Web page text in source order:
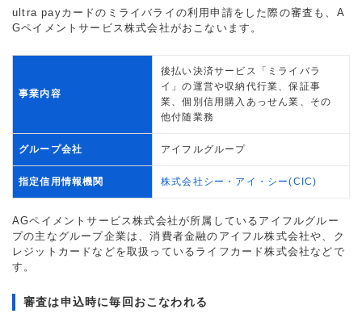
ultra payカードのミライバライの利用申請をした際の審査も、A
Gペイメントサービス株式会社がおこないます。
事業内容
後払い決済サービス「ミライバラ
イ」の運営や収納代行業、保証事
業、個別信用購入あっせん業、その
他付随業務
グループ会社 アイフルグループ
指定信用情報機関 株式会社シー・アイ・シー(CIC)
AGペイメントサービス株式会社が所属しているアイフルグルー
プの主なグループ企業は、消費者金融のアイフル株式会社や、ク
レジットカードなどを取扱っているライフカード株式会社などで
す。
審査は申込時に毎回おこなわれる